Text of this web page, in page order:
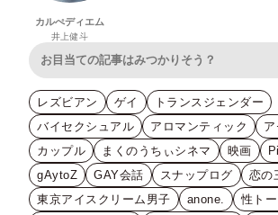
カルぺディエム
井上健斗
レズビアン ゲイ
トランスジェンダー
バイセクシュアル
アロマンティック
カップル
まくのうちぃシネマ 映画
gAytoZ
GAY会話 スナップログ
恋の
東京アイスクリーム男子
anone.
性トー